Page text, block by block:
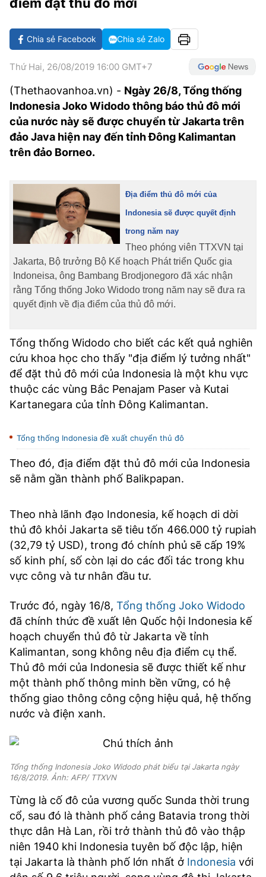
GOLF
CÁC CÚP CHÂU ÂU
BẢNG XẾP HẠNG
VĂN HÓA
DIỄN ĐÀN
NHỊP ĐẬP SỨC KHỎE
GIẢI TRÍ
KBIZ
ĐIỂM ĐẾN
ẢNH
HIGHTECH
TIÊU ĐIỂM - SPOTLIGHT
BẠN CẦN BIẾT
E-MAGAZINE
ẢNH
TRA CỨU PHƯỜNG XÃ
CỐNG HIẾN
TIỆN ÍCH
LIÊN HỆ QUẢNG CÁO
Hotline: 0981.119.189
Điện thoại: 024.38254756
MẠNG XÃ HỘI
Chia sẻ Facebook Chia sẻ Zalo
Thứ Hai, 26/08/2019 16:00 GMT+7
(Thethaovanhoa.vn) - Ngày 26/8, Tổng thống
Indonesia Joko Widodo thông báo thủ đô mới
của nước này sẽ được chuyển từ Jakarta trên
đảo Java hiện nay đến tỉnh Đông Kalimantan
trên đảo Borneo.
Địa điểm thủ đô mới của
Indonesia sẽ được quyết định
trong năm nay
Theo phóng viên TTXVN tại
Jakarta, Bộ trưởng Bộ Kế hoạch Phát triển Quốc gia
Indoneisa, ông Bambang Brodjonegoro đã xác nhận
rằng Tổng thống Joko Widodo trong năm nay sẽ đưa ra
quyết định về địa điểm của thủ đô mới.
Tổng thống Widodo cho biết các kết quả nghiên
cứu khoa học cho thấy "địa điểm lý tưởng nhất"
để đặt thủ đô mới của Indonesia là một khu vực
thuộc các vùng Bắc Penajam Paser và Kutai
Kartanegara của tỉnh Đông Kalimantan.
Tổng thống Indonesia đề xuất chuyển thủ đô
Theo đó, địa điểm đặt thủ đô mới của Indonesia
sẽ nằm gần thành phố Balikpapan.
Theo nhà lãnh đạo Indonesia, kế hoạch di dời
thủ đô khỏi Jakarta sẽ tiêu tốn 466.000 tỷ rupiah
(32,79 tỷ USD), trong đó chính phủ sẽ cấp 19%
số kinh phí, số còn lại do các đối tác trong khu
vực công và tư nhân đầu tư.
Trước đó, ngày 16/8, Tổng thống Joko Widodo
đã chính thức đề xuất lên Quốc hội Indonesia kế
hoạch chuyển thủ đô từ Jakarta về tỉnh
Kalimantan, song không nêu địa điểm cụ thể.
Thủ đô mới của Indonesia sẽ được thiết kế như
một thành phố thông minh bền vững, có hệ
thống giao thông công cộng hiệu quả, hệ thống
nước và điện xanh.
Tổng thống Indonesia Joko Widodo phát biểu tại Jakarta ngày
16/8/2019. Ảnh: AFP/ TTXVN
Từng là cố đô của vương quốc Sunda thời trung
cổ, sau đó là thành phố cảng Batavia trong thời
thực dân Hà Lan, rồi trở thành thủ đô vào thập
niên 1940 khi Indonesia tuyên bố độc lập, hiện
tại Jakarta là thành phố lớn nhất ở Indonesia với